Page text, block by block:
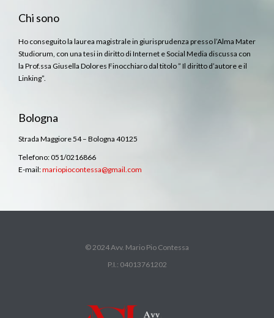
Chi sono
Ho conseguito la laurea magistrale in giurisprudenza presso l’Alma Mater
Studiorum, con una tesi in diritto di Internet e Social Media discussa con
la Prof.ssa Giusella Dolores Finocchiaro dal titolo ” Il diritto d’autore e il
Linking”.
Bologna
Strada Maggiore 54 – Bologna 40125
Telefono: 051/0216866
E-mail:mariopiocontessa@gmail.com
© 2024 Avv. Mario Pio Contessa
P.I.: 04013761202